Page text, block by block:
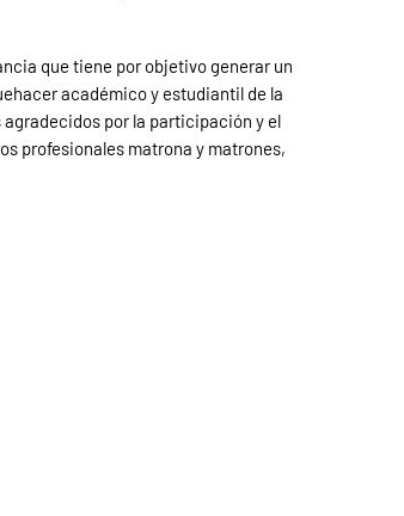
que tiene por objetivo generar un
académico y estudiantil de la
por la participación y el
profesionales matrona y matrones,